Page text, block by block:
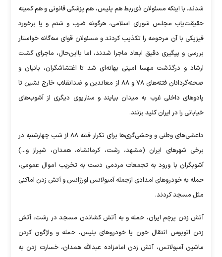
شدند. با اینکه مسئولان ذی‌ربط هم پلیس، هم پزشکی قانونی و هم کمیته
حقیقت‌یاب مجلس شورای اسلامی، هرگونه ضرب و شتم و یا برخورد
فیزیکی با آن مرحومه را تکذیب کردند و مسئولان قوای سه‌گانه خواستار
بررسی و پیگیری دقیق ابعاد ماجرا شدند، اما بااین‌حال، ماجرای گشت
ارشاد و درگذشت مهسا امینی بهانه‌ای شد تا اغتشاشگران، بانیان و
صحنه‌گردانان فتنه‌های ۷۸ و ۸۸ از معاندین و ضدانقلاب خارج نشین تا
پادو‌های داخلی غرب به میدان بیایند و سناریوی دیگری از آشوب‌های
خیابانی را در ایران کلید بزنند.
داعشی‌های وطنی و وحشی‌گری‌ها برای تکرار فتنه ۸۸ از شب چهارشنبه در
برخی شهر‌های ایران (مشهد، رشت، کرمانشاه، همدان، شیراز و...)
آشوبگران با ورود به تجمعات مردمی دست به تخریب اموال عمومی،
حمله به خودرو‌های امدادی ازجمله آمبولانس اورژانس و آتش زدن اماکنی
مثل مسجد کردند.
آتش زدن پرچم ایران، حمله و به آتش کشاندن مسجد در رشت، آتش
زدن اتوبوس انتقال خون یا خودرو‌های پلیس، حمله و واژگون کردن
ماشین آمبولانس، آتش زدن امامزاده عبدالله همدان، خسارت زدن به